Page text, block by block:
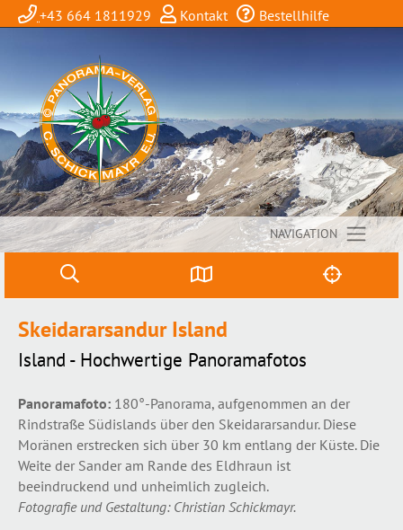
+43 664 1811929 Kontakt Bestellhilfe
NAVIGATION
Skeidararsandur Island
Island - Hochwertige Panoramafotos
Panoramafoto: 180°-Panorama, aufgenommen an der
Rindstraße Südislands über den Skeidararsandur. Diese
Moränen erstrecken sich über 30 km entlang der Küste. Die
Weite der Sander am Rande des Eldhraun ist
beeindruckend und unheimlich zugleich.
Fotografie und Gestaltung: Christian Schickmayr.